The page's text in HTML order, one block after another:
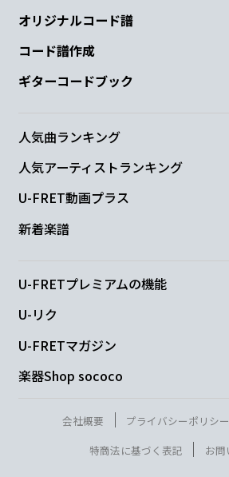
オリジナルコード譜
コード譜作成
ギターコードブック
人気曲ランキング
人気アーティストランキング
U-FRET動画プラス
新着楽譜
U-FRETプレミアムの機能
U-リク
U-FRETマガジン
楽器Shop sococo
会社概要 プライバシーポリシー
特商法に基づく表記
お問